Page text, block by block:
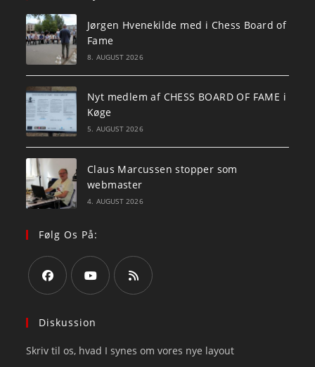
Jørgen Hvenekilde med i Chess Board of
Fame
8. AUGUST 2026
Nyt medlem af CHESS BOARD OF FAME i
Køge
5. AUGUST 2026
Claus Marcussen stopper som
webmaster
4. AUGUST 2026
Følg Os På:
in
new
in
new
new
Diskussion
Skriv til os, hvad I synes om vores nye layout